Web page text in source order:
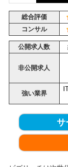
総合評価
コンサル
公開求人数
非公開求人
強い業界
サ